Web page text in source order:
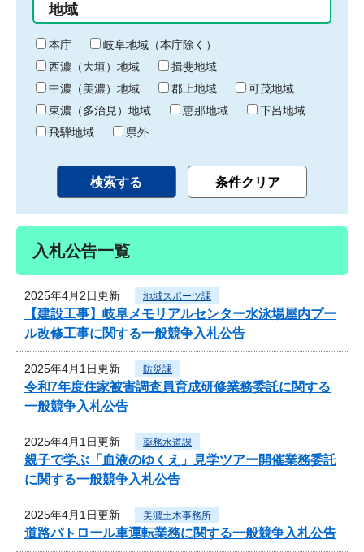
り
終
わ
り
地域
本庁
岐阜地域（本庁除く）
西濃（大垣）地域
揖斐地域
中濃（美濃）地域
郡上地域
可茂地域
東濃（多治見）地域
恵那地域
下呂地域
飛騨地域
県外
入札公告一覧
2025年4月2日更新 地域スポーツ課
【建設工事】岐阜メモリアルセンター水泳場屋内プー
ル改修工事に関する一般競争入札公告
2025年4月1日更新 防災課
令和7年度住家被害調査員育成研修業務委託に関する
一般競争入札公告
2025年4月1日更新 薬務水道課
親子で学ぶ「血液のゆくえ」見学ツアー開催業務委託
に関する一般競争入札公告
2025年4月1日更新 美濃土木事務所
道路パトロール車運転業務に関する一般競争入札公告